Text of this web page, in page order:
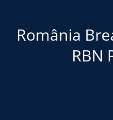
România
RBN